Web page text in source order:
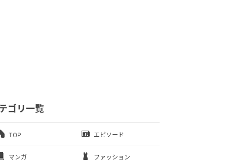
ゴリ一覧
TOP エピソード
マンガ ファッション